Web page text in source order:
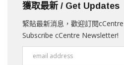
獲取最新 / Get Updates
緊貼最新消息，歡迎訂閱
Subscribe cCentre Newsletter!